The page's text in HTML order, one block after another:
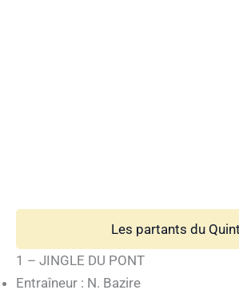
Les partants du
1 – JINGLE DU PONT
Entraîneur : N. Bazire